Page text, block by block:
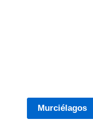
Murciélagos